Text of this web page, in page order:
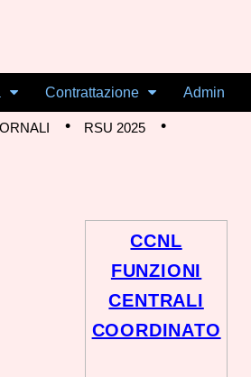
Contrattazione Admin
RSU 2025
CCNL
FUNZIONI
CENTRALI
COORDINATO